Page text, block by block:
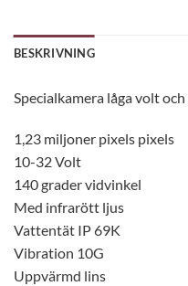
BESKRIVNING
Specialkamera låga volt
1,23 miljoner pixels pixels
10-32 Volt
140 grader vidvinkel
Med infrarött ljus
Vattentät IP 69K
Vibration 10G
Uppvärmd lins